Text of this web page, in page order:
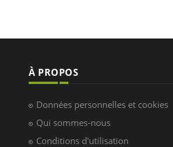
À PROPOS
Données personnelles et cookies
Qui sommes-nous
Conditions d'utilisation